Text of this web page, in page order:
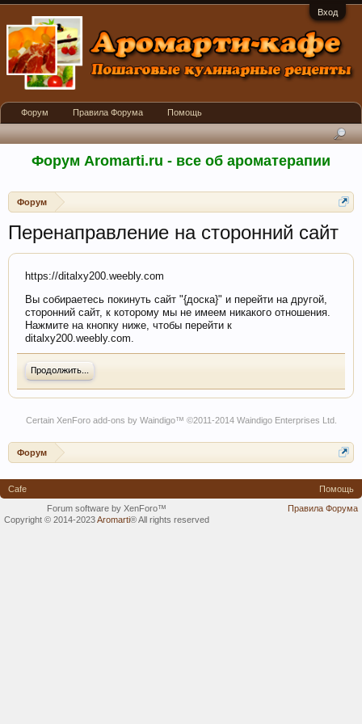
Вход
Форум Aromarti.ru - все об ароматерапии
Форум
Перенаправление на сторонний сайт
https://ditalxy200.weebly.com
Вы собираетесь покинуть сайт "{доска}" и перейти на другой,
сторонний сайт, к которому мы не имеем никакого отношения.
Нажмите на кнопку ниже, чтобы перейти к
ditalxy200.weebly.com.
Продолжить...
Certain XenForo add-ons by Waindigo™ ©2011-2014 Waindigo Enterprises Ltd.
Форум
Форум Правила Форума Помощь
Cafe
Помощь
Правила Форума
Forum software by XenForo™
Copyright © 2014-2023Aromarti®All rights reserved